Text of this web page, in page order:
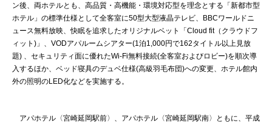
ン後、両ホテルとも、高品質・高機能・環境対応型を理念とする「新都市型
ホテル」の標準仕様として全客室に50型大型液晶テレビ、BBCワールドニ
ュース無料放映、快眠を追求したオリジナルベット「Cloud fit（クラウドフ
ィット)」、VODアパルームシアター(1泊1,000円で162タイトル以上見放
題) 、セキュリティ面に優れたWi-Fi無料接続(全客室およびロビー)を順次導
入するほか、ベッド寝具のデュベ仕様(高級羽毛布団)への変更、ホテル館内
外の照明のLED化などを実施する。
アパホテル〈宮崎延岡駅前〉、アパホテル〈宮崎延岡駅南〉ともに、平成